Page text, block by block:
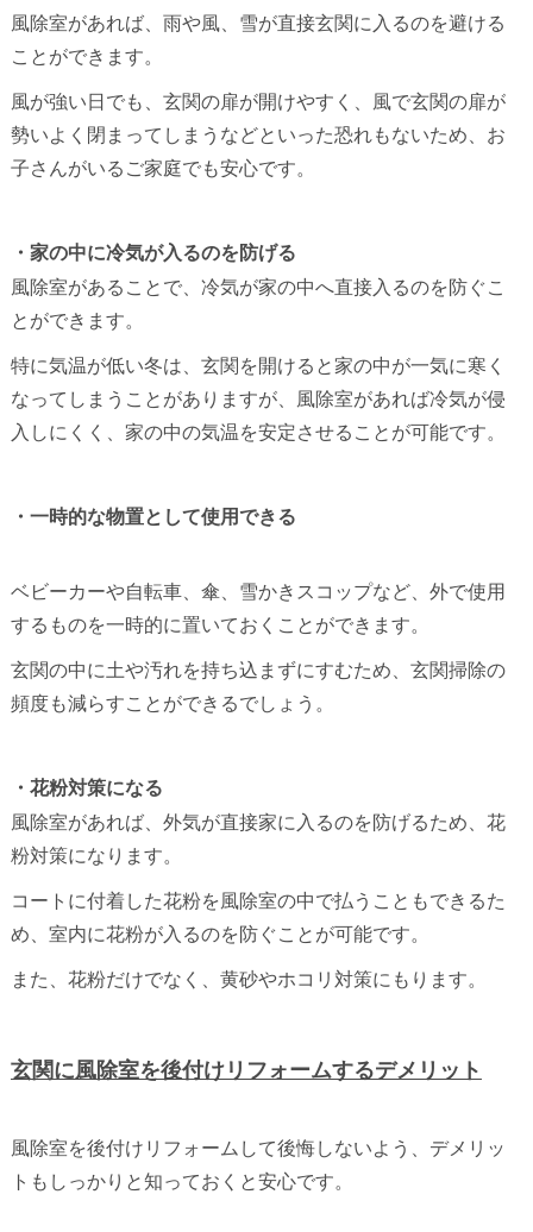
風除室があれば、雨や風、雪が直接玄関に入るのを避ける
ことができます。
風が強い日でも、玄関の扉が開けやすく、風で玄関の扉が
勢いよく閉まってしまうなどといった恐れもないため、お
子さんがいるご家庭でも安心です。
・家の中に冷気が入るのを防げる
風除室があることで、冷気が家の中へ直接入るのを防ぐこ
とができます。
特に気温が低い冬は、玄関を開けると家の中が一気に寒く
なってしまうことがありますが、風除室があれば冷気が侵
入しにくく、家の中の気温を安定させることが可能です。
・一時的な物置として使用できる
ベビーカーや自転車、傘、雪かきスコップなど、外で使用
するものを一時的に置いておくことができます。
玄関の中に土や汚れを持ち込まずにすむため、玄関掃除の
頻度も減らすことができるでしょう。
・花粉対策になる
風除室があれば、外気が直接家に入るのを防げるため、花
粉対策になります。
コートに付着した花粉を風除室の中で払うこともできるた
め、室内に花粉が入るのを防ぐことが可能です。
また、花粉だけでなく、黄砂やホコリ対策にもります。
玄関に風除室を後付けリフォームするデメリット
風除室を後付けリフォームして後悔しないよう、デメリッ
トもしっかりと知っておくと安心です。